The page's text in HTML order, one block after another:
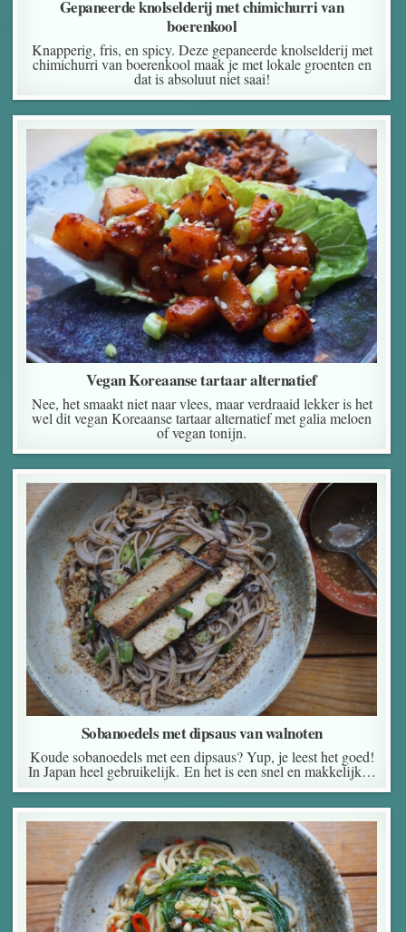
Gepaneerde knolselderij met chimichurri van
boerenkool
Knapperig, fris, en spicy. Deze gepaneerde knolselderij met
chimichurri van boerenkool maak je met lokale groenten en
dat is absoluut niet saai!
Vegan Koreaanse tartaar alternatief
Nee, het smaakt niet naar vlees, maar verdraaid lekker is het
wel dit vegan Koreaanse tartaar alternatief met galia meloen
of vegan tonijn.
Sobanoedels met dipsaus van walnoten
Koude sobanoedels met een dipsaus? Yup, je leest het goed!
In Japan heel gebruikelijk. En het is een snel en makkelijk…